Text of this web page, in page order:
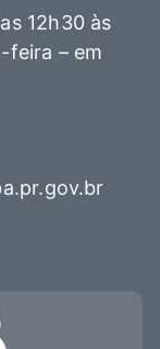
12h30 às
feira – em